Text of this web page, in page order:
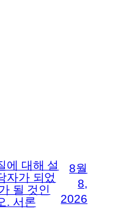
에 대해 설
자가 되었
될 것인
. 서론
8월
8,
2026